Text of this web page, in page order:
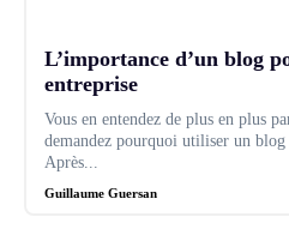
L’importance d’un blog
entreprise
Vous en entendez de plus en plus
demandez pourquoi utiliser un
Après...
Guillaume Guersan